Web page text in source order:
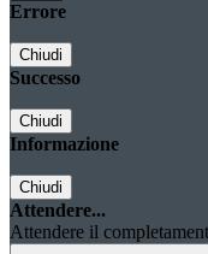
Errore
Chiudi
Successo
Chiudi
Informazione
Chiudi
Attendere...
Attendere il